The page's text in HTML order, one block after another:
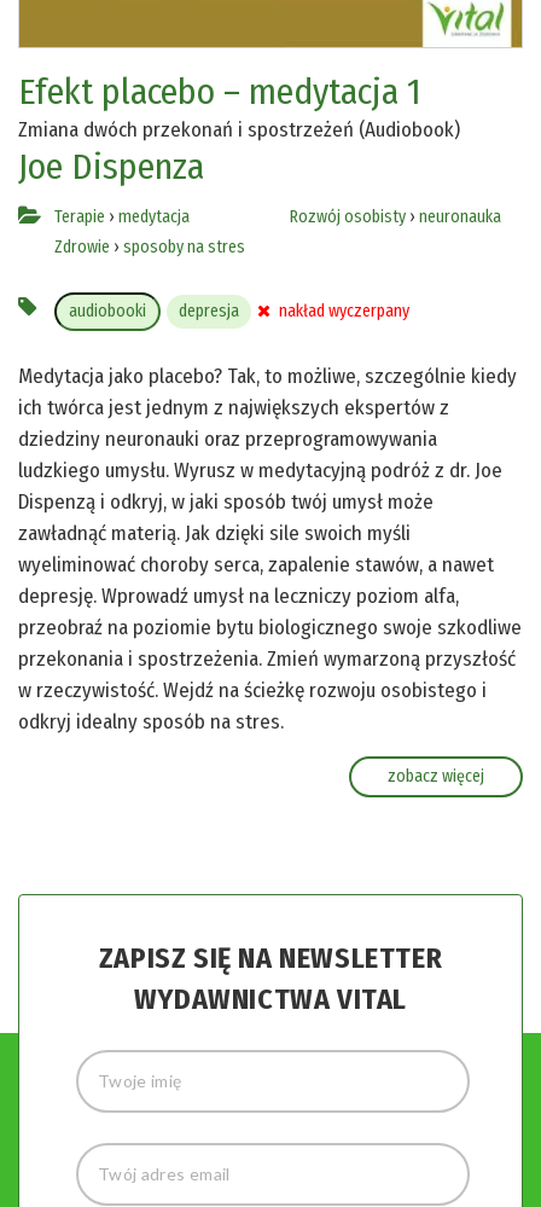
Efekt placebo – medytacja 1
Zmiana dwóch przekonań i spostrzeżeń (Audiobook)
Joe Dispenza
Terapie › medytacja
Zdrowie › sposoby na stres
Rozwój osobisty › neuronauka
audiobooki depresja nakład wyczerpany
Medytacja jako placebo? Tak, to możliwe, szczególnie kiedy
ich twórca jest jednym z największych ekspertów z
dziedziny neuronauki oraz przeprogramowywania
ludzkiego umysłu. Wyrusz w medytacyjną podróż z dr. Joe
Dispenzą i odkryj, w jaki sposób twój umysł może
zawładnąć materią. Jak dzięki sile swoich myśli
wyeliminować choroby serca, zapalenie stawów, a nawet
depresję. Wprowadź umysł na leczniczy poziom alfa,
przeobraź na poziomie bytu biologicznego swoje szkodliwe
przekonania i spostrzeżenia. Zmień wymarzoną przyszłość
w rzeczywistość. Wejdź na ścieżkę rozwoju osobistego i
odkryj idealny sposób na stres.
zobacz więcej
ZAPISZ SIĘ NA NEWSLETTER
WYDAWNICTWA VITAL